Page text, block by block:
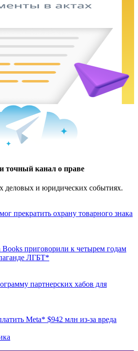
канал о праве
деловых и юридических событиях.
прекратить охрану товарного знака
Books приговорили к четырем годам
ЛГБТ*
партнерских хабов для
Meta* $942 млн из-за вреда